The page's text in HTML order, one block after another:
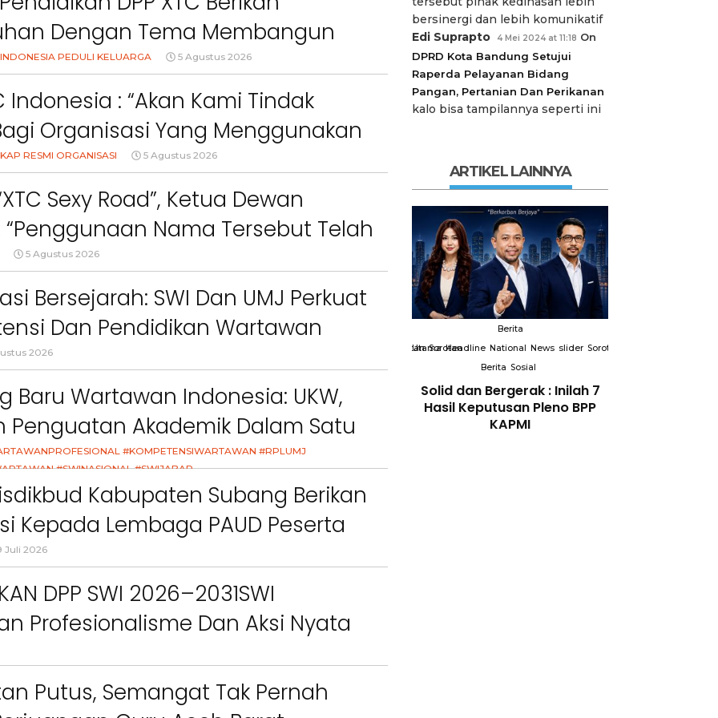
Dengan Tema Membangun
Tua Dalam Menjaga
Anak Di Era Digital
PEDULI KELUARGA 5 Agustus 2026
Indonesia : “Akan Kami Tindak
Organisasi Yang Menggunakan
Warna, Bendera Dan Slogan
Izin”
RESMI ORGANISASI 5 Agustus 2026
Sexy Road”, Ketua Dewan
“Penggunaan Nama Tersebut Telah
Ketentuan Perundang-
5 Agustus 2026
Bersejarah: SWI Dan UMJ Perkuat
Dan Pendidikan Wartawan
2026
Baru Wartawan Indonesia: UKW,
Penguatan Akademik Dalam Satu
#KOMPETENSIWARTAWAN #RPLUMJ
#SWINASIONAL #SWIJABAR
Kabupaten Subang Berikan
Kepada Lembaga PAUD Peserta
MPLS Dan G7KAIH
Juli 2026
DPP SWI 2026–2031SWI
Profesionalisme Dan Aksi Nyata
Impact
Putus, Semangat Tak Pernah
bersinergi dan lebih komunikatif
Edi Suprapto
4 Mei 2024 at 11:18 On
DPRD Kota Bandung Setujui
Raperda Pelayanan Bidang
Pangan, Pertanian Dan Perikanan
kalo bisa tampilannya seperti ini
ARTIKEL LAINNYA
Sorotan Sorotan
Berita
Utama
Berita Sosial
Terkait “XTC Sexy Road”,
Ketua Dewan Pendiri :
“Penggunaan Nama Tersebut
Telah Melanggar Ketentuan
Perundang-undangan”
Berita
Sorotan Sorotan
Berita Sosial
Warga Batununggal
Kecamatan Bandung Kidul
Resah, Karena Relokasi
Terlalu Dekat Pemukiman
Mereka
Berita
Utama Headline National News slider Sorotan
Berita Sosial
Solid dan Bergerak : Inilah 7
Hasil Keputusan Pleno BPP
KAPMI